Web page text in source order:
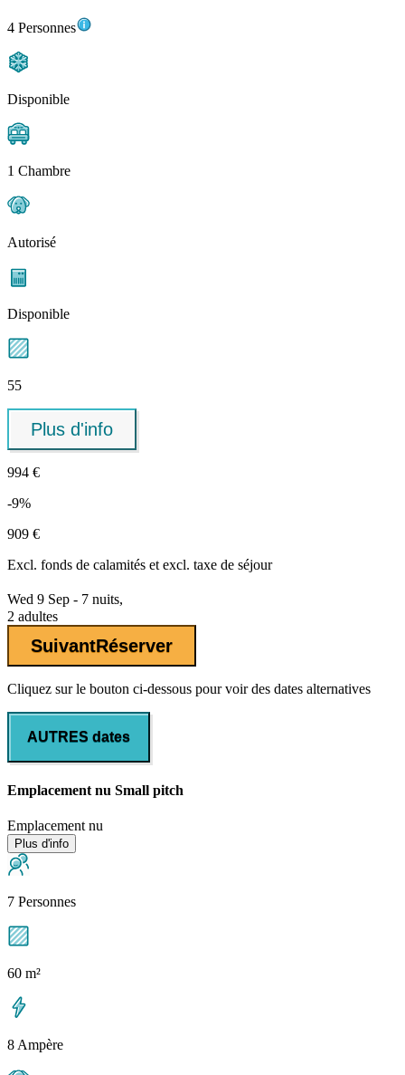
4 Personnes
Disponible
1 Chambre
Autorisé
Disponible
55
Plus d'info
994 €
-9%
909 €
Excl. fonds de calamités et excl. taxe de séjour
Wed 9 Sep - 7 nuits,
2 adultes
SuivantRéserver
Cliquez sur le bouton ci-dessous pour voir des dates alternatives
AUTRES dates
Emplacement nu Small pitch
Emplacement nu
Plus d'info
7 Personnes
60 m²
8 Ampère